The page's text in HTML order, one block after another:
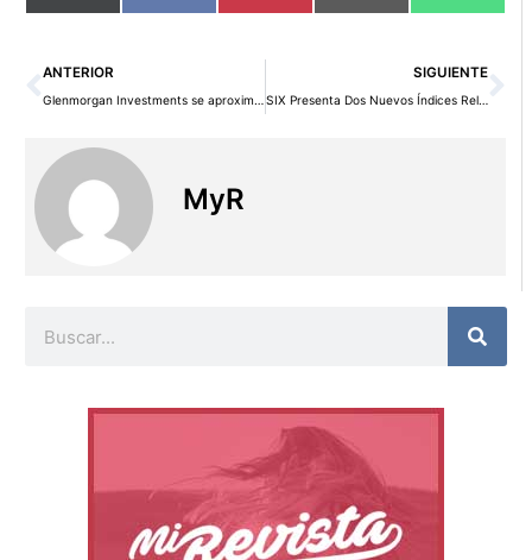
en
(Twitter) en en en en
Ant
ANTERIOR
Glenmorgan Investments se aproxima a los 7.000 millones de dólares en activos gestionados
SIGUIENTE
SIX Presenta Dos Nuevos Índices Relacionados con los Futuros de IBEX 35® y SIX Sweden 30
MyR